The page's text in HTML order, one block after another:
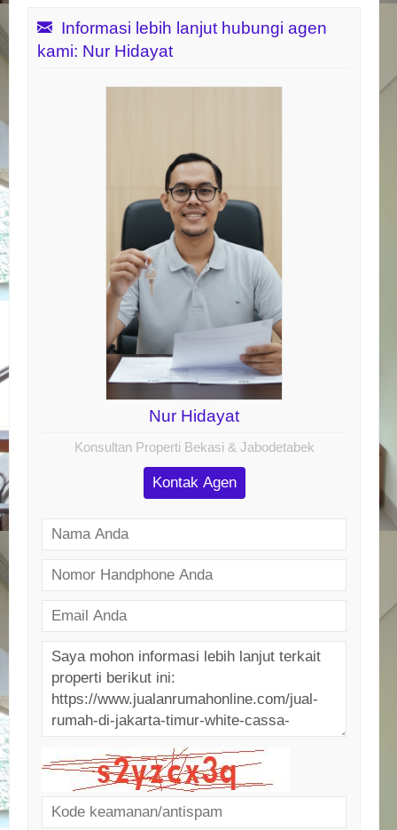
Informasi lebih lanjut hubungi agen
kami: Nur Hidayat
Nur Hidayat
Konsultan Properti Bekasi & Jabodetabek
Kontak Agen